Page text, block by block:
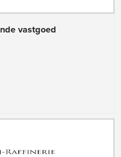
vastgoed